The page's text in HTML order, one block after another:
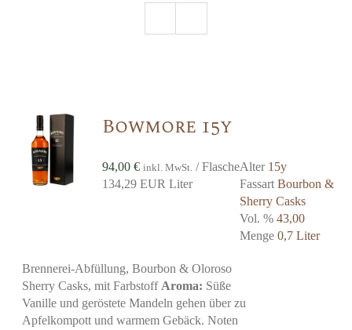
Bowmore 15y
94,00€ inkl. MwSt. / Flasche
134,29 EUR Liter
Alter 15y
FassartBourbon &
Sherry Casks
Vol. %43,00
Menge0,7 Liter
Brennerei-Abfüllung, Bourbon & Oloroso
Sherry Casks, mit Farbstoff Aroma: Süße
Vanille und geröstete Mandeln gehen über zu
Apfelkompott und warmem Gebäck. Noten